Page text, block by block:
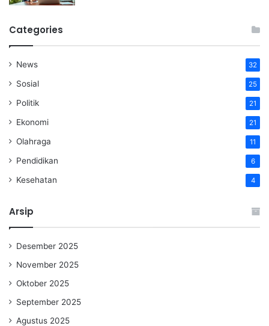
Categories
News 32
Sosial 25
Politik 21
Ekonomi 21
Olahraga 11
Pendidikan 6
Kesehatan 4
Arsip
Desember 2025
November 2025
Oktober 2025
September 2025
Agustus 2025